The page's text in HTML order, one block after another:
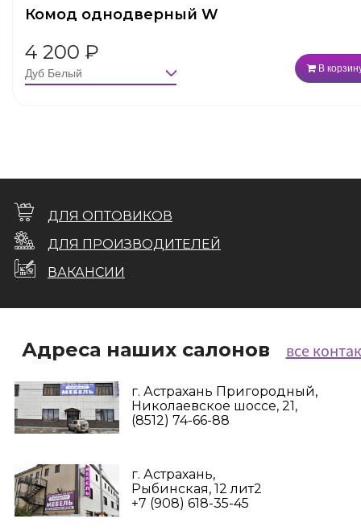
Комод однодверный W
4 200 ₽
В
ДЛЯ ОПТОВИКОВ
ДЛЯ ПРОИЗВОДИТЕЛЕЙ
ВАКАНСИИ
Адреса наших салонов все
г. Астрахань Пригородный,
Николаевское шоссе, 21,
(8512) 74-66-88
г. Астрахань,
Рыбинская, 12 лит2
+7 (908) 618-35-45‬